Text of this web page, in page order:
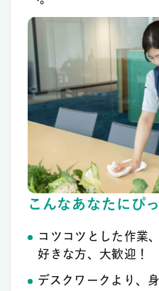
こんなあなたにぴ
コツコツとした作業
好きな方、大歓迎！
デスクワークより、